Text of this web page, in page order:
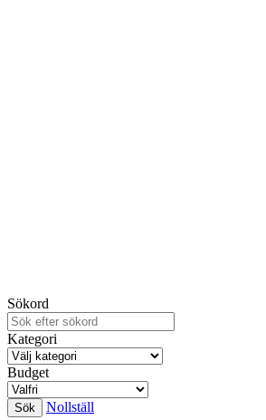
Sökord
Kategori
Budget
Nollställ